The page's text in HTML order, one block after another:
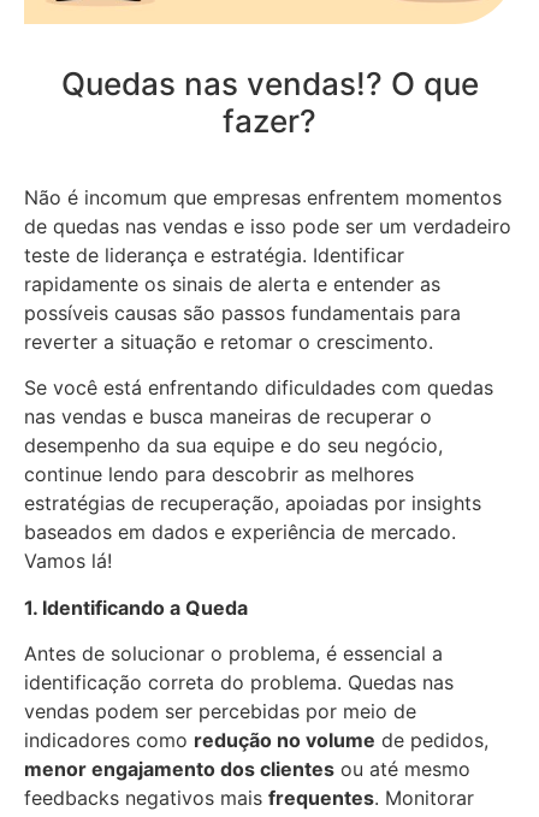
Quedas nas vendas!? O que
fazer?
Não é incomum que empresas enfrentem momentos
de quedas nas vendas e isso pode ser um verdadeiro
teste de liderança e estratégia. Identificar
rapidamente os sinais de alerta e entender as
possíveis causas são passos fundamentais para
reverter a situação e retomar o crescimento.
Se você está enfrentando dificuldades com quedas
nas vendas e busca maneiras de recuperar o
desempenho da sua equipe e do seu negócio,
continue lendo para descobrir as melhores
estratégias de recuperação, apoiadas por insights
baseados em dados e experiência de mercado.
Vamos lá!
1. Identificando a Queda
Antes de solucionar o problema, é essencial a
identificação correta do problema. Quedas nas
vendas podem ser percebidas por meio de
indicadores como redução no volume de pedidos,
menor engajamento dos clientes ou até mesmo
feedbacks negativos mais frequentes. Monitorar